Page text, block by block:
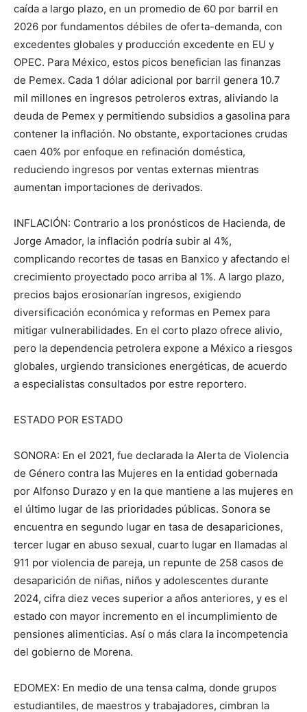
caída a largo plazo, en un promedio de 60 por barril en
2026 por fundamentos débiles de oferta-demanda, con
excedentes globales y producción excedente en EU y
OPEC. Para México, estos picos benefician las finanzas
de Pemex. Cada 1 dólar adicional por barril genera 10.7
mil millones en ingresos petroleros extras, aliviando la
deuda de Pemex y permitiendo subsidios a gasolina para
contener la inflación. No obstante, exportaciones crudas
caen 40% por enfoque en refinación doméstica,
reduciendo ingresos por ventas externas mientras
aumentan importaciones de derivados.
INFLACIÓN: Contrario a los pronósticos de Hacienda, de
Jorge Amador, la inflación podría subir al 4%,
complicando recortes de tasas en Banxico y afectando el
crecimiento proyectado poco arriba al 1%. A largo plazo,
precios bajos erosionarían ingresos, exigiendo
diversificación económica y reformas en Pemex para
mitigar vulnerabilidades. En el corto plazo ofrece alivio,
pero la dependencia petrolera expone a México a riesgos
globales, urgiendo transiciones energéticas, de acuerdo
a especialistas consultados por estre reportero.
ESTADO POR ESTADO
SONORA: En el 2021, fue declarada la Alerta de Violencia
de Género contra las Mujeres en la entidad gobernada
por Alfonso Durazo y en la que mantiene a las mujeres en
el último lugar de las prioridades públicas. Sonora se
encuentra en segundo lugar en tasa de desapariciones,
tercer lugar en abuso sexual, cuarto lugar en llamadas al
911 por violencia de pareja, un repunte de 258 casos de
desaparición de niñas, niños y adolescentes durante
2024, cifra diez veces superior a años anteriores, y es el
estado con mayor incremento en el incumplimiento de
pensiones alimenticias. Así o más clara la incompetencia
del gobierno de Morena.
EDOMEX: En medio de una tensa calma, donde grupos
estudiantiles, de maestros y trabajadores, cimbran la